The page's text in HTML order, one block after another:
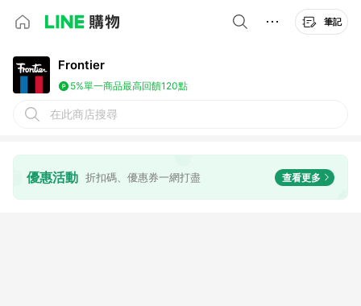
筆記
Frontier
5%單一商品最高回饋120點
在此商店搜尋
優惠活動 折扣碼、優惠券一網打盡 查看更多